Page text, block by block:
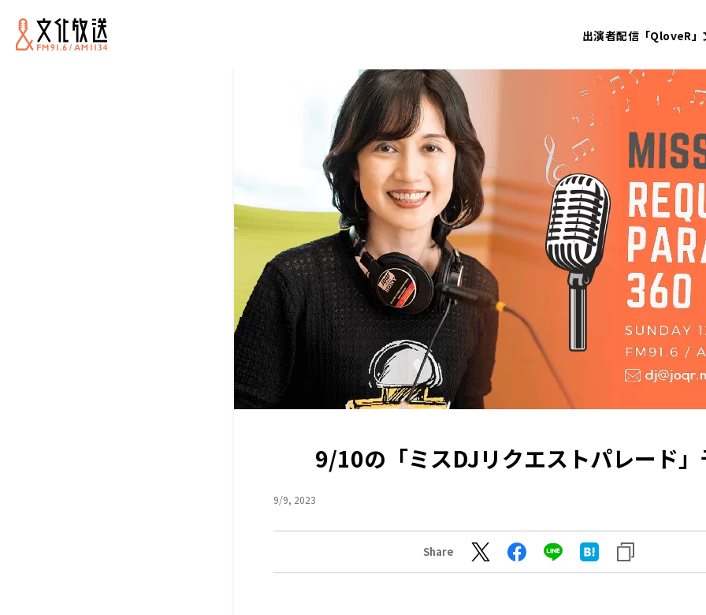
出演者配信「QloveR」
9/10の「ミスDJリクエストパレード
9/9, 2023
Share